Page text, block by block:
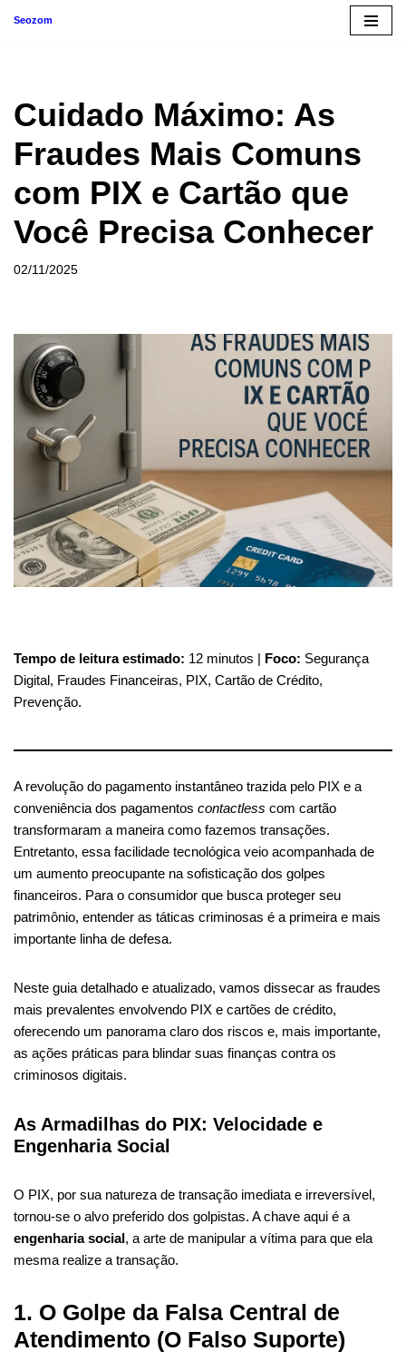
conteúdo
Seozom
Cuidado Máximo: As
Fraudes Mais Comuns
com PIX e Cartão que
Você Precisa Conhecer
02/11/2025
Tempo de leitura estimado: 12 minutos | Foco: Segurança
Digital, Fraudes Financeiras, PIX, Cartão de Crédito,
Prevenção.
A revolução do pagamento instantâneo trazida pelo PIX e a
conveniência dos pagamentos contactless com cartão
transformaram a maneira como fazemos transações.
Entretanto, essa facilidade tecnológica veio acompanhada de
um aumento preocupante na sofisticação dos golpes
financeiros. Para o consumidor que busca proteger seu
patrimônio, entender as táticas criminosas é a primeira e mais
importante linha de defesa.
Neste guia detalhado e atualizado, vamos dissecar as fraudes
mais prevalentes envolvendo PIX e cartões de crédito,
oferecendo um panorama claro dos riscos e, mais importante,
as ações práticas para blindar suas finanças contra os
criminosos digitais.
As Armadilhas do PIX: Velocidade e
Engenharia Social
O PIX, por sua natureza de transação imediata e irreversível,
tornou-se o alvo preferido dos golpistas. A chave aqui é a
engenharia social, a arte de manipular a vítima para que ela
mesma realize a transação.
1. O Golpe da Falsa Central de
Atendimento (O Falso Suporte)